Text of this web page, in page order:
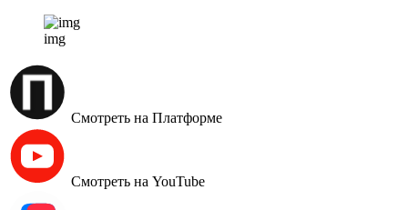
img
Смотреть на Платформе
Смотреть на YouTube